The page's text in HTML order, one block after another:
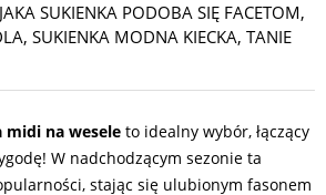
JAKA SUKIENKA PODOBA SIĘ FACETOM,
, SUKIENKA MODNA KIECKA, TANIE
na wesele to idealny wybór, łączący
W nadchodzącym sezonie ta
stając się ulubionym fasonem